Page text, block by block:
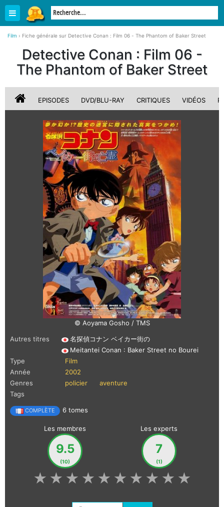
Film › Fiche générale sur Detective Conan : Film 06 - The Phantom of Baker Street
Detective Conan : Film 06 -
The Phantom of Baker Street
EPISODES DVD/BLU-RAY CRITIQUES VIDÉOS
© Aoyama Gosho / TMS
Autres titres
名探偵コナン ベイカー街の
Meitantei Conan : Baker Street no Bourei
Type
Film
Année
2002
Genres
policier
aventure
Tags
COMPLÈTE 6 tomes
Les membres
9.5
(10)
Les experts
7
(1)
★
★
★
★
★
★
★
★
★
★